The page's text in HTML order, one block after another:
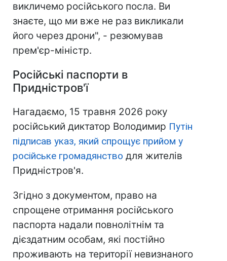
викличемо російського посла. Ви
знаєте, що ми вже не раз викликали
його через дрони", - резюмував
прем'єр-міністр.
Російські паспорти в
Придністров'ї
Нагадаємо, 15 травня 2026 року
російський диктатор Володимир Путін
підписав указ, який спрощує прийом у
російське громадянство для жителів
Придністров'я.
Згідно з документом, право на
спрощене отримання російського
паспорта надали повнолітнім та
дієздатним особам, які постійно
проживають на території невизнаного